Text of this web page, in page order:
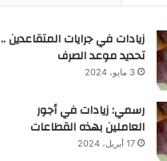
زيادات في جرايات المتقاعدين ..
تحديد موعد الصرف
3 مايو، 2024
رسمي: زيادات في أجور
العاملين بهذه القطاعات
17 أبريل، 2024